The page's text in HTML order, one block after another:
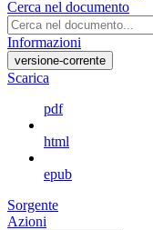
Cerca nel documento
Informazioni
versione-corrente
Scarica
pdf
html
epub
Sorgente
Azioni